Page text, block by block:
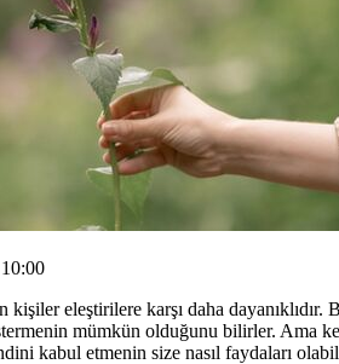
eleştirilere karşı daha
mümkün olduğunu bilirler. Ama
kabul etmenin size nasıl faydaları